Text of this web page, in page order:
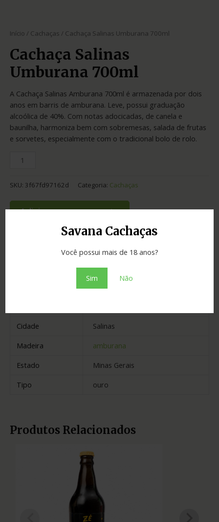
Savana Cachaças
Você possui mais de 18 anos?
Sim Não
Início / Cachaças / Cachaça Salinas Umburana 700ml
Cachaça Salinas
Umburana 700ml
A Cachaça Salinas Amburana 700ml é armazenada por dois
anos em barris de amburana. Leve, possui graduação
alcoólica de 40%. Com notas adocicadas, de canela e
baunilha, harmoniza bem com sobremesas, salada de frutas
e sorvetes, especialmente com o tradicional bolo de rolo.
SKU: 3f67fd97162d Categoria: Cachaças
Adicionar ao orçamento
Informação adicional
42.00
Cidade
Salinas
Madeira
amburana
Estado
Minas Gerais
Tipo
ouro
Produtos Relacionados